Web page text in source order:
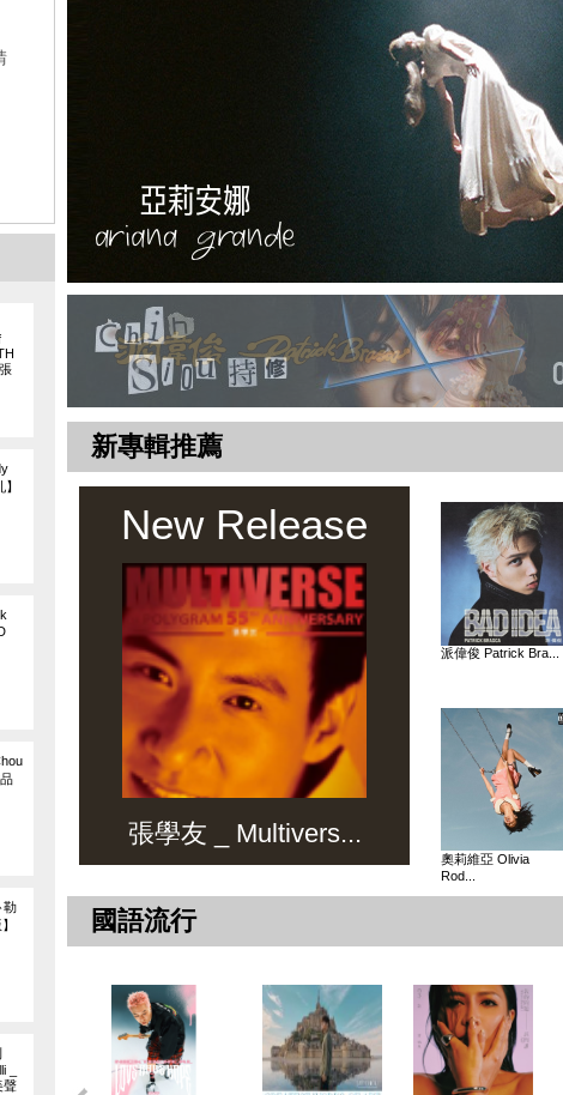
勒
_
聲
新專輯推薦
New Release
張學友 _ Multivers...
派偉俊 Patrick Bra...
奧莉維亞 Olivia
Rod...
國語流行